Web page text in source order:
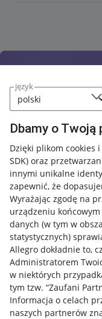
język
Dbamy o Twoją
Dzięki plikom cookies
SDK) oraz
innymi unikalne
zapewnić, że
Wyrażając zgodę na
urządzeniu
danych (w tym w
statystycznych)
Allegro dokładnie to,
Administratorem
w niektórych
tym tzw. “Zaufani
Informacja o celach
naszych partnerów
Przydatne